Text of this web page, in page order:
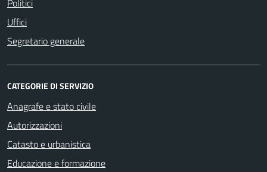
Uffici
Segretario generale
CATEGORIE DI SERVIZIO
Anagrafe e stato civile
Autorizzazioni
Catasto e urbanistica
Educazione e formazione